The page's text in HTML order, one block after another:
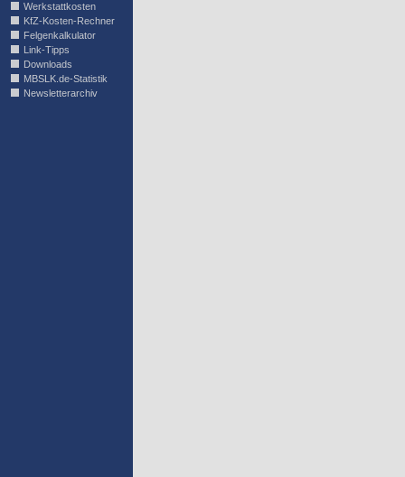
Werkstattkosten
KfZ-Kosten-Rechner
Felgenkalkulator
Link-Tipps
Downloads
MBSLK.de-Statistik
Newsletterarchiv